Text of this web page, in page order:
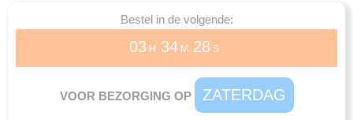
Bestel in de volgende:
03 H 34 M 28 S
VOOR BEZORGING OP ZATERDAG